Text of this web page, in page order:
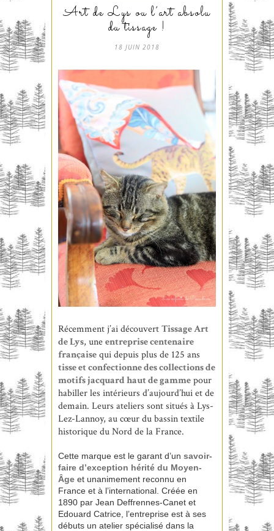
Art de Lys ou l’art absolu
du tissage !
18 JUIN 2018
Récemment j’ai découvertTissage Art
de Lys, uneentreprise centenaire
françaisequi depuis plus de 125 ans
tisse et confectionne des collections de
motifsjacquardhaut de gammepour
habiller les intérieurs d’aujourd’hui et de
demain. Leurs ateliers sont situés à Lys-
Lez-Lannoy, au cœur du bassin textile
historique du Nord de la France.
Cette marque est le garant d’un savoir-
faire d’exception hérité du Moyen-
Âge et unanimement reconnu en
France et à l’international. Créée en
1890 par Jean Deffrennes-Canet et
Edouard Catrice, l’entreprise est à ses
débuts un atelier spécialisé dans la